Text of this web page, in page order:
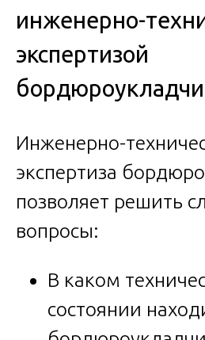
инженерно-
экспертизой
Инженерно-
экспертиза
позволяет решить
вопросы:
В каком
состоянии